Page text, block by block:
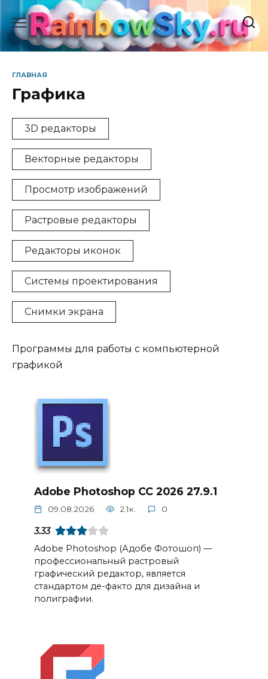
Перейти
содержанию
ГЛАВНАЯ
Графика
3D редакторы
Векторные редакторы
Просмотр изображений
Растровые редакторы
Редакторы иконок
Системы проектирования
Снимки экрана
Программы для работы с компьютерной
графикой
Adobe Photoshop CC 2026 27.9.1
09.08.2026 2.1к. 0
3.33
Adobe Photoshop (Адобе Фотошоп) —
профессиональный растровый
графический редактор, является
стандартом де-факто для дизайна и
полиграфии.